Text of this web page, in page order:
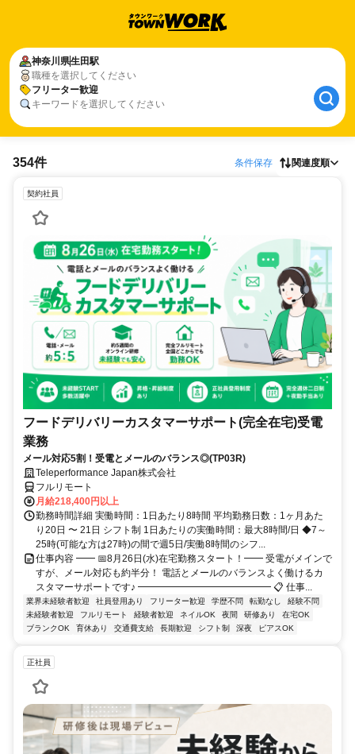
神奈川県生田駅
職種を選択してください
フリーター歓迎
キーワードを選択してください
354件 条件保存 関連度順
契約社員
フードデリバリーカスタマーサポート(完全在宅)受電
業務
メール対応5割！受電とメールのバランス◎(TP03R)
Teleperformance Japan株式会社
フルリモート
月給218,400円以上
勤務時間詳細 実働時間：1日あたり8時間 平均勤務日数：1ヶ月あた
り20日 〜 21日 シフト制 1日あたりの実働時間：最大8時間/日 ◆7～
25時(可能な方は27時)の間で週5日/実働8時間のシフ...
仕事内容 ━━ 📅8月26日(水)在宅勤務スタート！━━ 受電がメインで
すが、メール対応も約半分！ 電話とメールのバランスよく働けるカ
スタマーサポートです♪ ━━━━━━━━━━━━━━ 📋 仕事...
業界未経験者歓迎 社員登用あり フリーター歓迎 学歴不問 転勤なし
経験不問
未経験者歓迎
フルリモート 経験者歓迎 ネイルOK 夜間 研修あり
在宅OK
ブランクOK
育休あり 交通費支給 長期歓迎 シフト制 深夜 ピアスOK
正社員